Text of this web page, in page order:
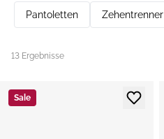
Pantoletten Zehentrenner
13 Ergebnisse
Sale